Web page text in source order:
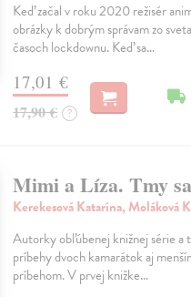
Keď začal v roku 2020 režisér
obrázky k dobrým správam zo
časoch lockdownu. Keď sa…
17,01 €
17,90 € ?
Mimi a Líza. Tmy
Kerekesová Katarína, Moláková
Autorky obľúbenej knižnej série a
príbehy dvoch kamarátok aj
príbehom. V prvej knižke…